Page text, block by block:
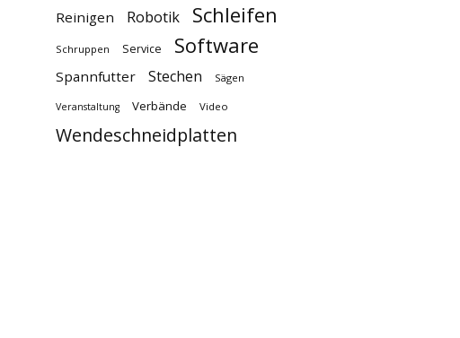
Reinigen Robotik Schleifen
Schruppen Service Software
Spannfutter Stechen Sägen
Veranstaltung Verbände Video
Wendeschneidplatten